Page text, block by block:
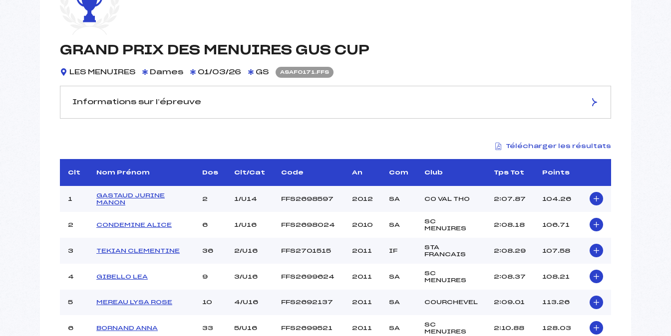
GRAND PRIX DES MENUIRES GUS CUP
LES MENUIRES Dames 01/03/26 GS ASAF0171.FFS
Informations sur l’épreuve
Arbitre :
BAL BASTIEN (SA)
Assistant :
STADE DE SLALOM
Altitude départ :
2155
Altitude arrivée :
4336/01/23
MANCHE 1
Heure de départ :
10h20
Ouvreurs A :
–
Météo :
–
MANCHE 2
Heure de départ :
12H25
Ouvreurs A :
Température départ :
Télécharger les résultats
Clt Nom Prénom Dos Clt/Cat Code An Com Club Tps Tot Points
1
GASTAUD JURINE
MANON
2 1/U14 FFS2698597 2012 SA CO VAL THO 2:07.87 104.26
2 CONDEMINE ALICE 6 1/U16 FFS2698024 2010 SA
SC
MENUIRES
2:08.18 106.71
3 TEKIAN CLEMENTINE 36 2/U16 FFS2701515 2011 IF
STA
FRANCAIS
2:08.29 107.58
4 GIBELLO LEA 9 3/U16 FFS2699624 2011 SA
SC
MENUIRES
2:08.37 108.21
5 MEREAU LYSA ROSE 10 4/U16 FFS2692137 2011 SA COURCHEVEL 2:09.01 113.26
6 BORNAND ANNA 33 5/U16 FFS2699521 2011 SA
SC
MENUIRES
2:10.88 128.03